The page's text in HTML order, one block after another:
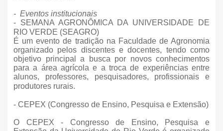
- Eventos institucionais
- SEMANA AGRONÔMICA DA UNIVERSIDADE DE
RIO VERDE (SEAGRO)
É um evento de tradição na Faculdade de Agronomia
organizado pelos discentes e docentes, tendo como
objetivo principal a busca por novos conhecimentos
para a área agrícola e a troca de experiências entre
alunos, professores, pesquisadores, profissionais e
produtores rurais.
- CEPEX (Congresso de Ensino, Pesquisa e Extensão)
O CEPEX - Congresso de Ensino, Pesquisa e